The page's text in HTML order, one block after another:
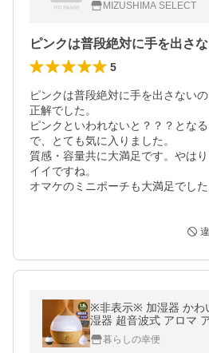
MIZUSHIMA SELECT
5
ピンクは普段絶対に手を出さない
正解でした。
ピンクといわれないと？？？とな
で、とても気に入りました。
質感・容量共に大満足です。やは
イイですね。
オマケのミニポーチも大満足でした
※非表示※ 加湿器 かわ
湿器 超音波式 アロマ
型 しずく おしゃれ コ
ロップ スリーアップ
暮らしの幸便